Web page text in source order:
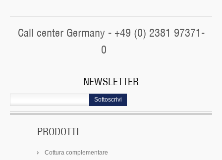
Call center Germany - +49 (0) 2381 97371-
0
NEWSLETTER
Sottoscrivi
PRODOTTI
Cottura complementare